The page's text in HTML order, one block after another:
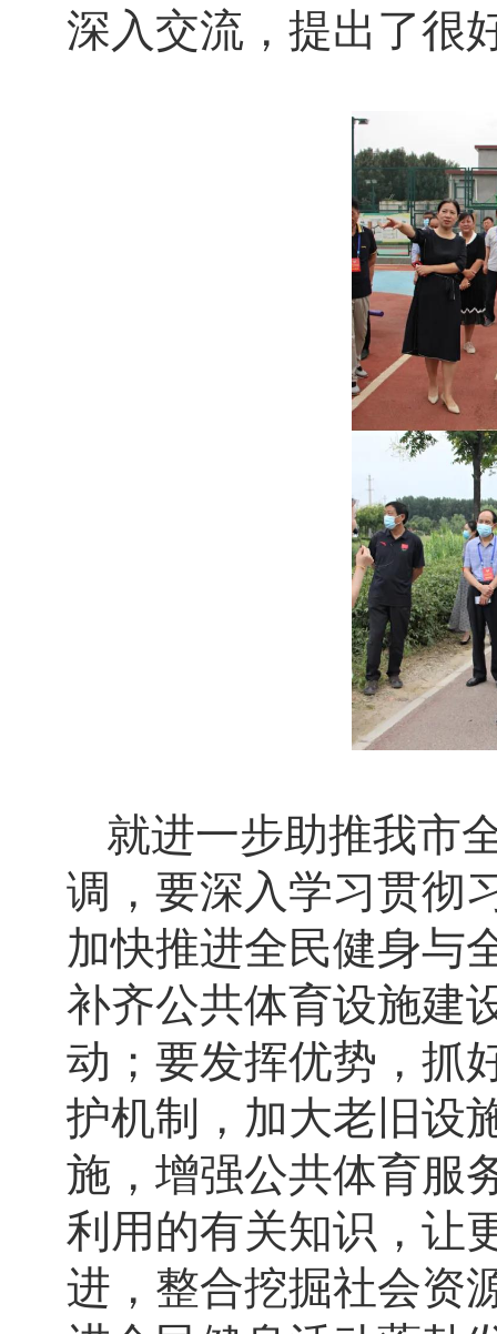
深入交流，提出了很
就进一步助推我市
调，要深入学习贯彻
加快推进全民健身与
补齐公共体育设施建
动；要发挥优势，抓
护机制，加大老旧设
施，增强公共体育服
利用的有关知识，让
进，整合挖掘社会资